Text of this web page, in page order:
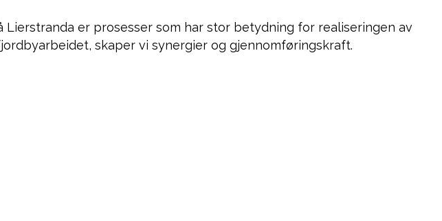
er prosesser som har stor betydning for realiseringen av
skaper vi synergier og gjennomføringskraft.